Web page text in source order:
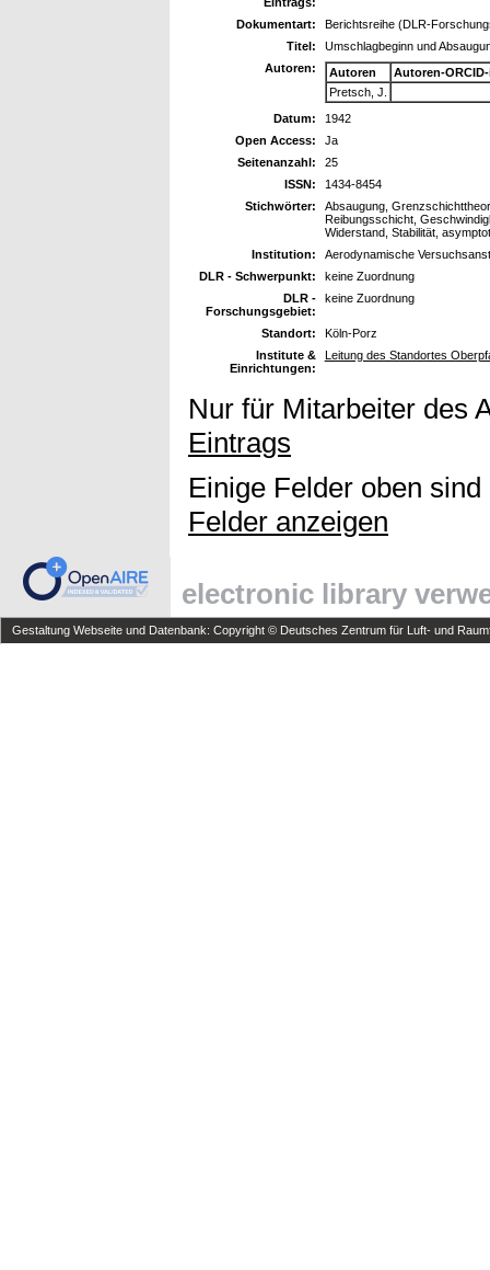
Dokumentart:
Berichtsreihe (DLR-
Titel:
Umschlagbeginn und
Autoren:
Autoren
Autoren-
Pretsch, J.
Datum:
1942
Open Access:
Ja
Seitenanzahl:
25
ISSN:
1434-8454
Stichwörter:
Absaugung,
Reibungsschicht,
Widerstand, Stabilität,
Institution:
Aerodynamische
DLR - Schwerpunkt:
keine Zuordnung
DLR -
Forschungsgebiet:
keine Zuordnung
Standort:
Köln-Porz
Institute &
Einrichtungen:
Leitung des Standortes
Nur für Mitarbeiter des
Eintrags
Einige Felder oben
Felder anzeigen
electronic library
Gestaltung Webseite und Datenbank: Copyright © Deutsches Zentrum für Luft- und